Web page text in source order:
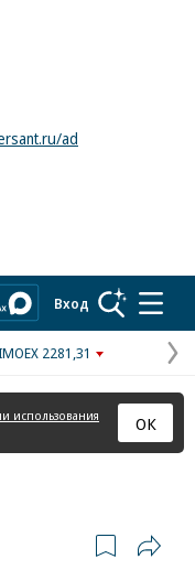
ad
Вход
2281,31
использования
ОК